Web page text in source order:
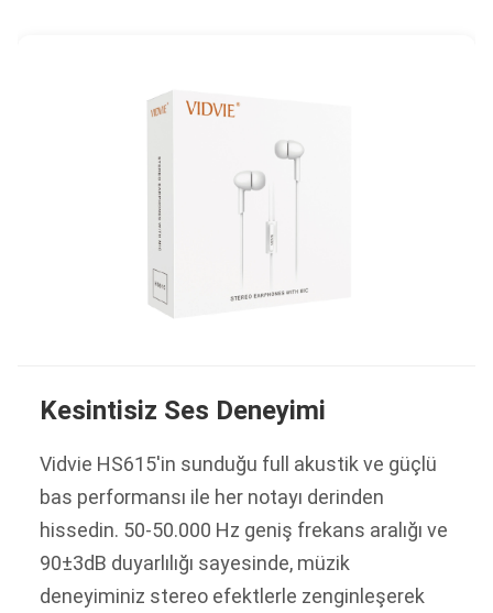
Kesintisiz Ses Deneyimi
Vidvie HS615'in sunduğu full akustik ve güçlü
bas performansı ile her notayı derinden
hissedin. 50-50.000 Hz geniş frekans aralığı ve
90±3dB duyarlılığı sayesinde, müzik
deneyiminiz stereo efektlerle zenginleşerek